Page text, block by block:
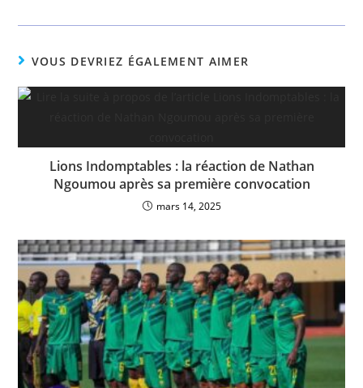
VOUS DEVRIEZ ÉGALEMENT AIMER
Lions Indomptables : la réaction de Nathan
Ngoumou après sa première convocation
mars 14, 2025